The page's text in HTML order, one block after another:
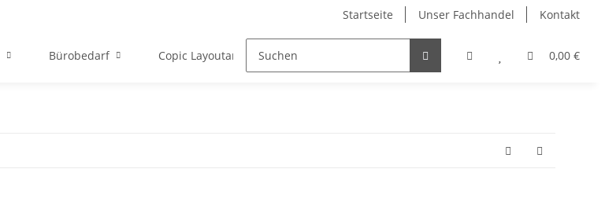
Startseite Unser Fachhandel Kontakt
0,00 €
Bürobedarf Copic Layoutartikel Dahle Schneidemaschinen Edding Stifte